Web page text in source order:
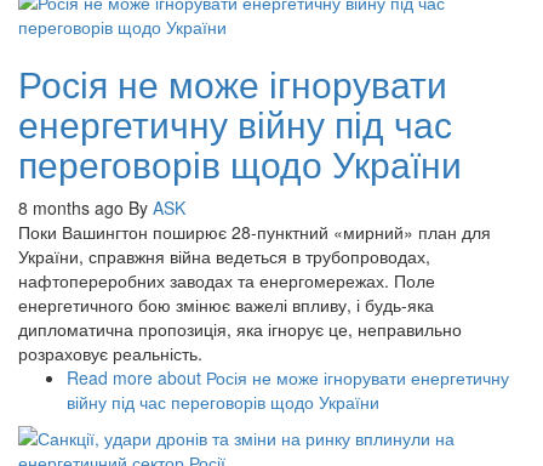
Росія не може ігнорувати
енергетичну війну під час
переговорів щодо України
8 months ago By ASK
Поки Вашингтон поширює 28-пунктний «мирний» план для
України, справжня війна ведеться в трубопроводах,
нафтопереробних заводах та енергомережах. Поле
енергетичного бою змінює важелі впливу, і будь-яка
дипломатична пропозиція, яка ігнорує це, неправильно
розраховує реальність.
Read more about Росія не може ігнорувати енергетичну
війну під час переговорів щодо України